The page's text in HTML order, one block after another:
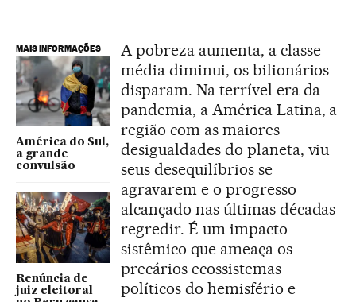
MAIS INFORMAÇÕES
América do Sul,
a grande
convulsão
Renúncia de
juiz eleitoral
A pobreza aumenta, a classe
média diminui, os bilionários
disparam. Na terrível era da
pandemia, a América Latina, a
região com as maiores
desigualdades do planeta, viu
seus desequilíbrios se
agravarem e o progresso
alcançado nas últimas décadas
regredir. É um impacto
sistêmico que ameaça os
precários ecossistemas
políticos do hemisfério e